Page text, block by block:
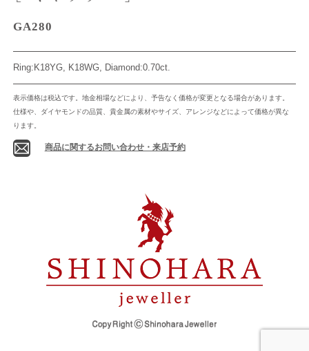
GA280
Ring:K18YG, K18WG, Diamond:0.70ct.
表示価格は税込です。地金相場などにより、予告なく価格が変更となる場合があります。
仕様や、ダイヤモンドの品質、貴金属の素材やサイズ、アレンジなどによって価格が異な
ります。
商品に関するお問い合わせ・来店予約